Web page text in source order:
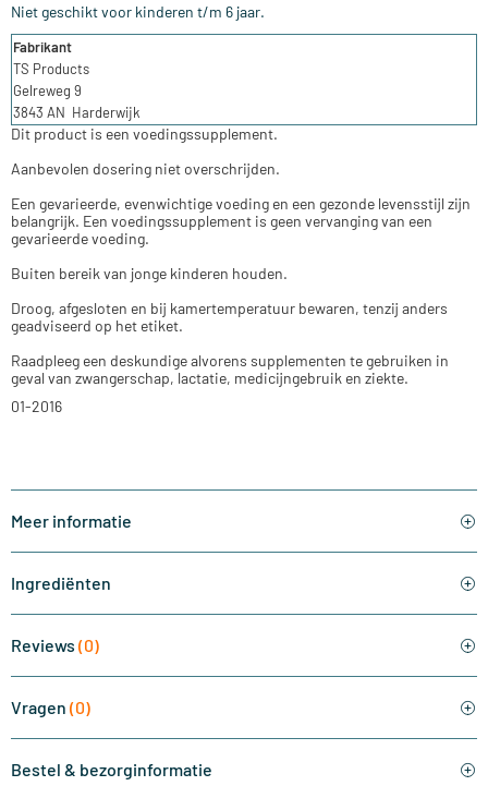
Niet geschikt voor kinderen t/m 6 jaar.
Fabrikant
TS Products
Gelreweg 9
3843 AN Harderwijk
Dit product is een voedingssupplement.
Aanbevolen dosering niet overschrijden.
Een gevarieerde, evenwichtige voeding en een gezonde levensstijl zijn
belangrijk. Een voedingssupplement is geen vervanging van een
gevarieerde voeding.
Buiten bereik van jonge kinderen houden.
Droog, afgesloten en bij kamertemperatuur bewaren, tenzij anders
geadviseerd op het etiket.
Raadpleeg een deskundige alvorens supplementen te gebruiken in
geval van zwangerschap, lactatie, medicijngebruik en ziekte.
01-2016
Meer informatie
Ingrediënten
Reviews (0)
Vragen (0)
Bestel & bezorginformatie